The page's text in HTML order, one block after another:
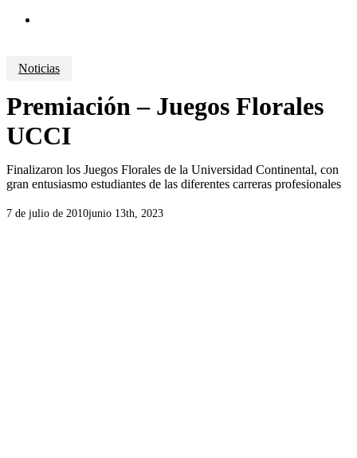
Noticias
Premiación – Juegos Florales
UCCI
Finalizaron los Juegos Florales de la Universidad Continental, con
gran entusiasmo estudiantes de las diferentes carreras profesionales
7 de julio de 2010junio 13th, 2023